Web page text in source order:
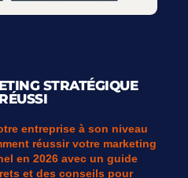
STRATÉGIQUE
entreprise à son niveau
réussir votre marketing
en 2026 avec un guide
et des conseils pour